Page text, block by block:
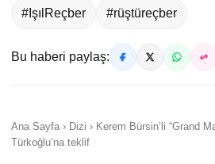
#IşılReçber #rüştüreçber
Bu haberi paylaş:
Ana Sayfa › Dizi › Kerem Bürsin’li “Grand
Türkoğlu’na teklif